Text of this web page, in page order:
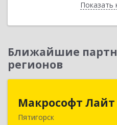
Показать
Ближайшие
регионов
Макрософт Лайт
Пятигорск
357501,